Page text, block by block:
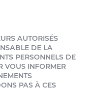
AUTORISÉS
DE LA
PERSONNELS DE
VOUS INFORMER
PAS À CES